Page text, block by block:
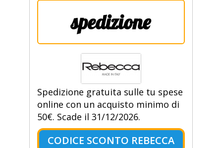
spedizione
Spedizione gratuita sulle tu spese
online con un acquisto minimo di
50€. Scade il 31/12/2026.
CODICE SCONTO REBECCA